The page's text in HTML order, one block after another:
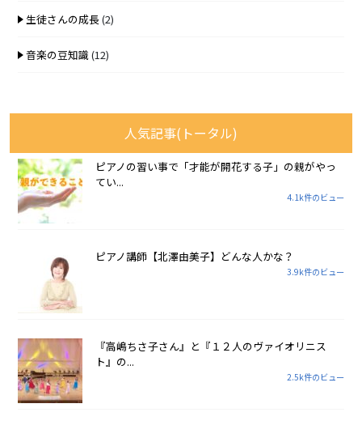
生徒さんの成長(2)
音楽の豆知識(12)
人気記事(トータル)
ピアノの習い事で「才能が開花する子」の親がやっ
てい...
4.1k件のビュー
ピアノ講師【北澤由美子】どんな人かな？
3.9k件のビュー
『高嶋ちさ子さん』と『１２人のヴァイオリニス
ト』の...
2.5k件のビュー